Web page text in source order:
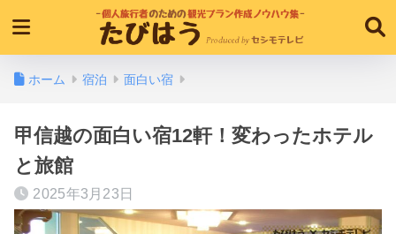
ホーム 宿泊 面白い宿
甲信越の面白い宿12軒！変わったホテル
と旅館
2025年3月23日